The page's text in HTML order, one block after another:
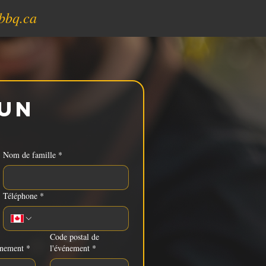
Nom de famille *
Téléphone *
*
Code postal de
l'événement *